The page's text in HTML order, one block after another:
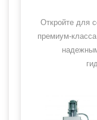
Откройте для
премиум-